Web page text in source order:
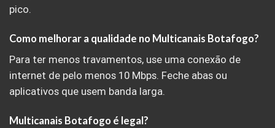
pico.
Como melhorar a qualidade no Multicanais Botafogo?
Para ter menos travamentos, use uma conexão de
internet de pelo menos 10 Mbps. Feche abas ou
aplicativos que usem banda larga.
Multicanais Botafogo é legal?